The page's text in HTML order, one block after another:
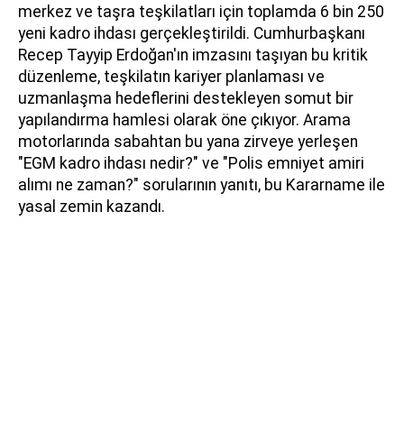
merkez ve taşra teşkilatları için toplamda 6 bin 250
yeni kadro ihdası gerçekleştirildi. Cumhurbaşkanı
Recep Tayyip Erdoğan'ın imzasını taşıyan bu kritik
düzenleme, teşkilatın kariyer planlaması ve
uzmanlaşma hedeflerini destekleyen somut bir
yapılandırma hamlesi olarak öne çıkıyor. Arama
motorlarında sabahtan bu yana zirveye yerleşen
"EGM kadro ihdası nedir?" ve "Polis emniyet amiri
alımı ne zaman?" sorularının yanıtı, bu Kararname ile
yasal zemin kazandı.